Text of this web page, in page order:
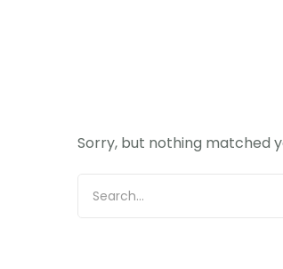
Sorry, but nothing matched